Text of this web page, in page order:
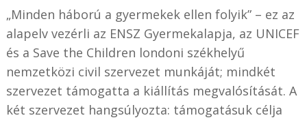
„Minden háború a gyermekek ellen folyik” – ez az
alapelv vezérli az ENSZ Gyermekalapja, az UNICEF
és a Save the Children londoni székhelyű
nemzetközi civil szervezet munkáját; mindkét
szervezet támogatta a kiállítás megvalósítását. A
két szervezet hangsúlyozta: támogatásuk célja